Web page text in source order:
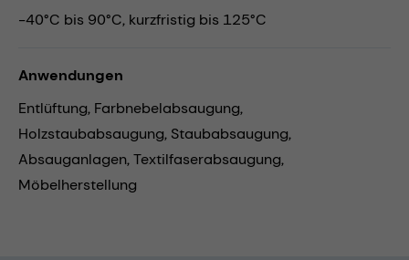
-40°C bis 90°C, kurzfristig bis 125°C
Anwendungen
Entlüftung, Farbnebelabsaugung,
Holzstaubabsaugung, Staubabsaugung,
Absauganlagen,Textilfaserabsaugung,
Möbelherstellung